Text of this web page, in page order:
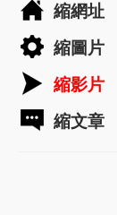
縮網址
縮圖片
縮影片
縮文章